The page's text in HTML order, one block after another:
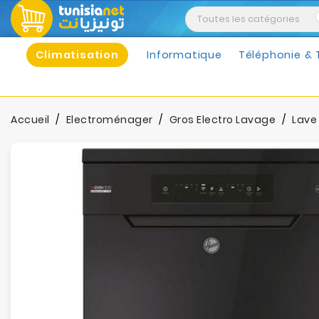
Climatisation Informatique Téléphonie &
Accueil Electroménager Gros Electro Lavage